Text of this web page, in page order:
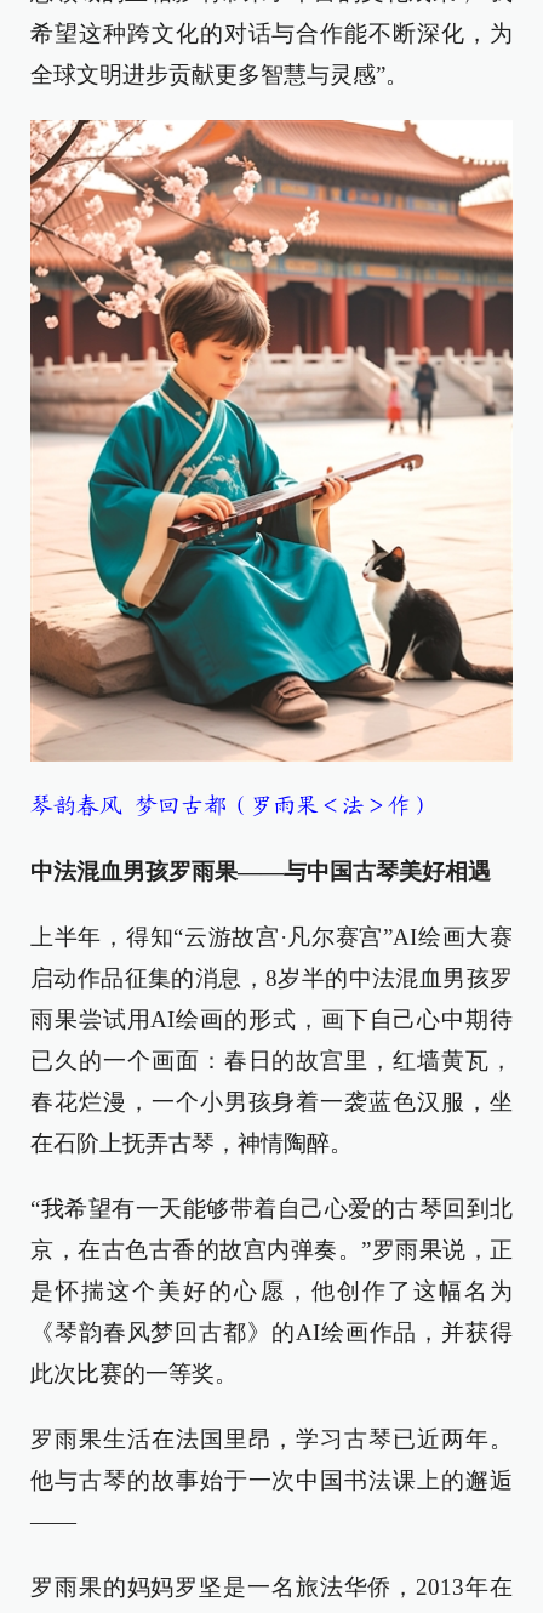
希望这种跨文化的对话与合作能不断深化，为
全球文明进步贡献更多智慧与灵感”。
琴韵春风 梦回古都（罗雨果＜法＞作）
中法混血男孩罗雨果——与中国古琴美好相遇
上半年，得知“云游故宫·凡尔赛宫”AI绘画大赛
启动作品征集的消息，8岁半的中法混血男孩罗
雨果尝试用AI绘画的形式，画下自己心中期待
已久的一个画面：春日的故宫里，红墙黄瓦，
春花烂漫，一个小男孩身着一袭蓝色汉服，坐
在石阶上抚弄古琴，神情陶醉。
“我希望有一天能够带着自己心爱的古琴回到北
京，在古色古香的故宫内弹奏。”罗雨果说，正
是怀揣这个美好的心愿，他创作了这幅名为
《琴韵春风梦回古都》的AI绘画作品，并获得
此次比赛的一等奖。
罗雨果生活在法国里昂，学习古琴已近两年。
他与古琴的故事始于一次中国书法课上的邂逅
——
罗雨果的妈妈罗坚是一名旅法华侨，2013年在